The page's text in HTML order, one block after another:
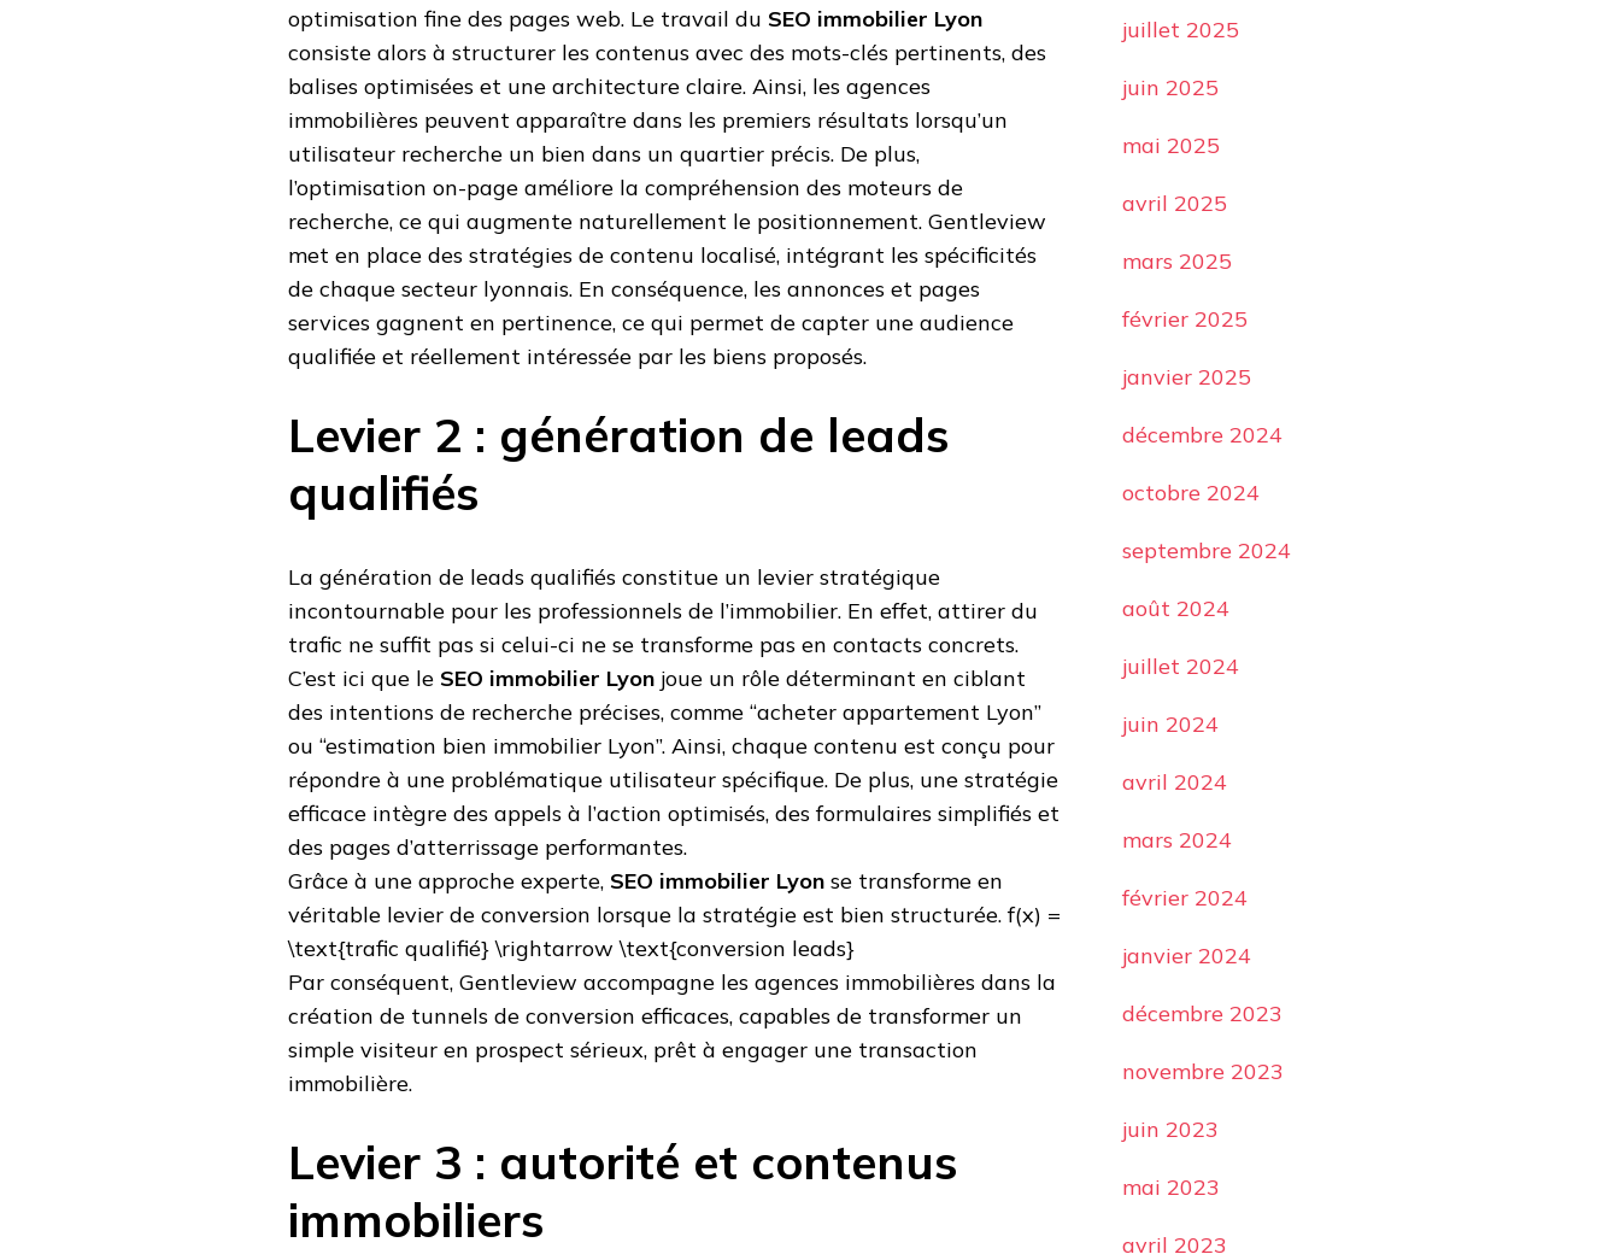
optimisation fine des pages web. Le travail du SEO immobilier Lyon
consiste alors à structurer les contenus avec des mots-clés pertinents, des
balises optimisées et une architecture claire. Ainsi, les agences
immobilières peuvent apparaître dans les premiers résultats lorsqu’un
utilisateur recherche un bien dans un quartier précis. De plus,
l’optimisation on-page améliore la compréhension des moteurs de
recherche, ce qui augmente naturellement le positionnement. Gentleview
met en place des stratégies de contenu localisé, intégrant les spécificités
de chaque secteur lyonnais. En conséquence, les annonces et pages
services gagnent en pertinence, ce qui permet de capter une audience
qualifiée et réellement intéressée par les biens proposés.
Levier 2 : génération de leads
qualifiés
La génération de leads qualifiés constitue un levier stratégique
incontournable pour les professionnels de l’immobilier. En effet, attirer du
trafic ne suffit pas si celui-ci ne se transforme pas en contacts concrets.
C’est ici que le SEO immobilier Lyon joue un rôle déterminant en ciblant
des intentions de recherche précises, comme “acheter appartement Lyon”
ou “estimation bien immobilier Lyon”. Ainsi, chaque contenu est conçu pour
répondre à une problématique utilisateur spécifique. De plus, une stratégie
efficace intègre des appels à l’action optimisés, des formulaires simplifiés et
des pages d’atterrissage performantes.
Grâce à une approche experte, SEO immobilier Lyon se transforme en
véritable levier de conversion lorsque la stratégie est bien structurée. f(x) =
\text{trafic qualifié} \rightarrow \text{conversion leads}
Par conséquent, Gentleview accompagne les agences immobilières dans la
création de tunnels de conversion efficaces, capables de transformer un
simple visiteur en prospect sérieux, prêt à engager une transaction
immobilière.
Levier 3 : autorité et contenus
immobiliers
juillet 2025
juin 2025
mai 2025
avril 2025
mars 2025
février 2025
janvier 2025
décembre 2024
octobre 2024
septembre 2024
août 2024
juillet 2024
juin 2024
avril 2024
mars 2024
février 2024
janvier 2024
décembre 2023
novembre 2023
juin 2023
mai 2023
avril 2023